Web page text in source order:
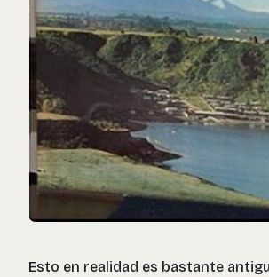
Esto en realidad es bastante